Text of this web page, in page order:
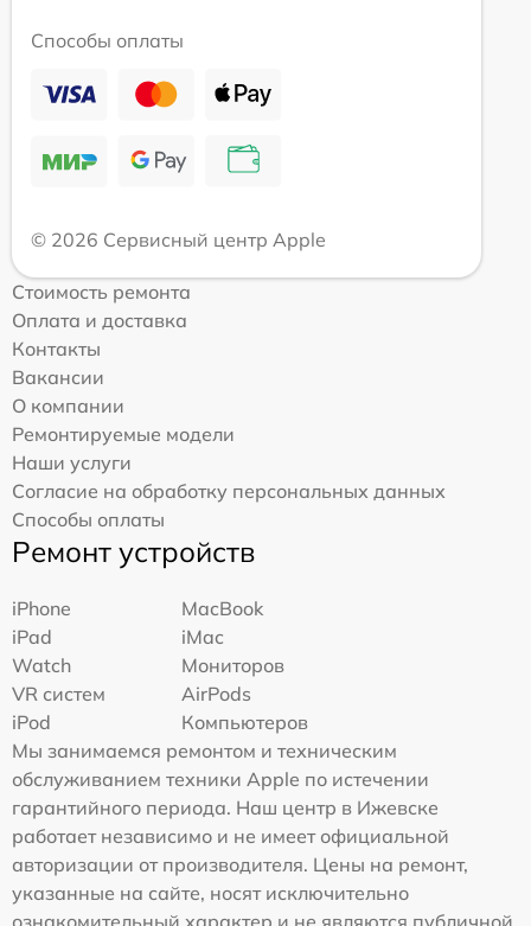
Способы оплаты
© 2026 Сервисный центр Apple
Стоимость ремонта
Оплата и доставка
Контакты
Вакансии
О компании
Ремонтируемые модели
Наши услуги
Согласие на обработку персональных данных
Способы оплаты
Ремонт устройств
iPhone
MacBook
iPad
iMac
Watch
Мониторов
VR систем
AirPods
iPod
Компьютеров
Мы занимаемся ремонтом и техническим
обслуживанием техники Apple по истечении
гарантийного периода. Наш центр в Ижевске
работает независимо и не имеет официальной
авторизации от производителя. Цены на ремонт,
указанные на сайте, носят исключительно